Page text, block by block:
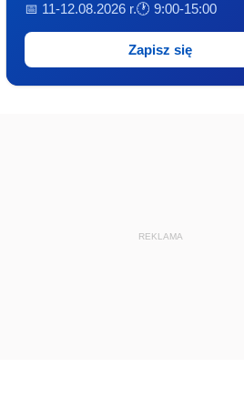
📅 11-12.08.2026 r.🕐 9:00-15:00
Zapisz się
REKLAMA